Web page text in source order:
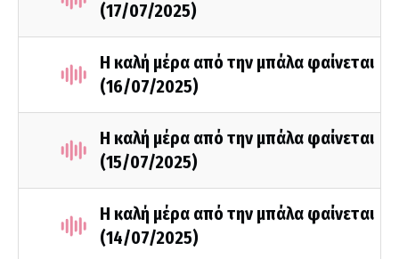
(17/07/2025)
Η καλή μέρα από την μπάλα φαίνεται
(16/07/2025)
Η καλή μέρα από την μπάλα φαίνεται
(15/07/2025)
Η καλή μέρα από την μπάλα φαίνεται
(14/07/2025)